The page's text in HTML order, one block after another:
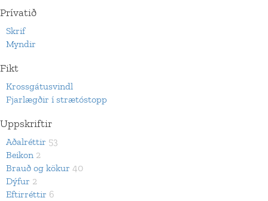
Prívatið
Skrif
Myndir
Fikt
Krossgátusvindl
Fjarlægðir í strætóstopp
Uppskriftir
Aðalréttir 53
Beikon 2
Brauð og kökur 40
Dýfur 2
Eftirréttir 6